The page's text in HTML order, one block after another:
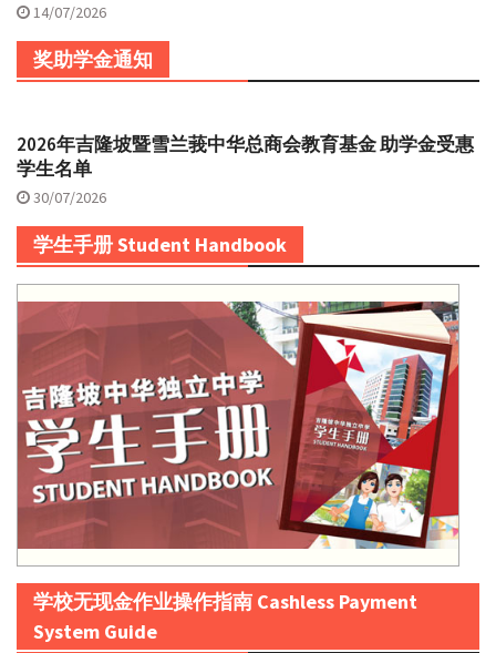
14/07/2026
奖助学金通知
2026年吉隆坡暨雪兰莪中华总商会教育基金 助学金受惠
学生名单
30/07/2026
学生手册 Student Handbook
学校无现金作业操作指南 Cashless Payment
System Guide